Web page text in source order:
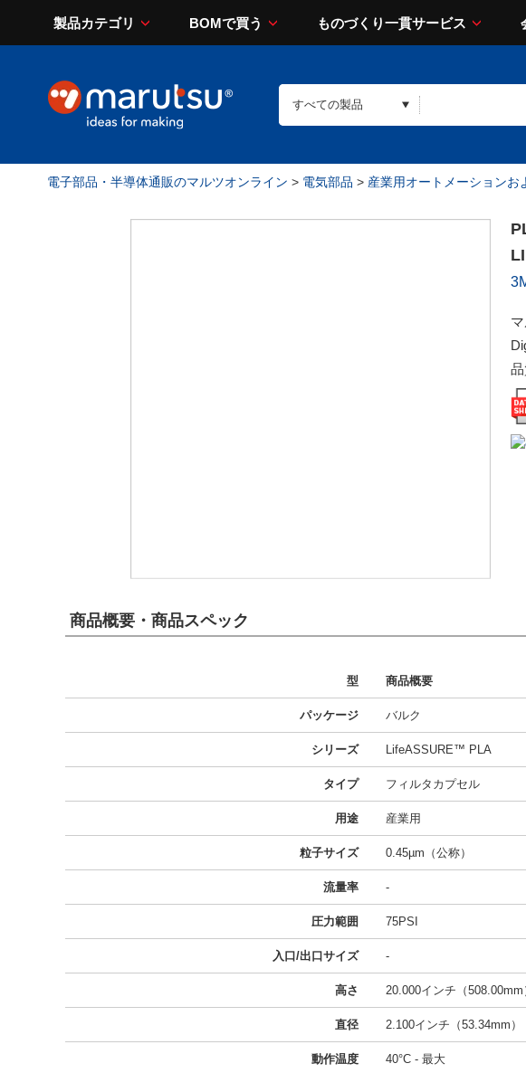
製品カテゴリ BOMで買う ものづくり一貫サービス
電子部品・半導体通販のマルツオンライン > 電気部品 > 産業用オートメーションお
品
商品概要・商品スペック
型 商品概要
パッケージ バルク
シリーズ LifeASSURE™ PLA
タイプ フィルタカプセル
用途 産業用
粒子サイズ 0.45µm（公称）
流量率 -
圧力範囲 75PSI
入口/出口サイズ -
高さ 20.000インチ（508.00mm
直径 2.100インチ（53.34mm）
動作温度 40°C - 最大